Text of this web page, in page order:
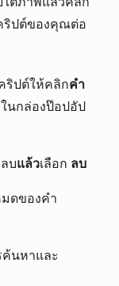
ริปต์ของคุณต่อ
ริปต์ให้คลิกคำ
ในกล่องป๊อปอัป
บแล้วเลือก ลบ
ดของคำ
นหาและ